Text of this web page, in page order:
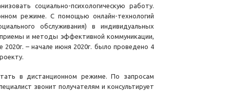
социально-психологическую работу.
режиме. С помощью онлайн-технологий
обслуживания) в индивидуальных
и методы эффективной коммуникации,
– начале июня 2020г. было проведено 4
в дистанционном режиме. По запросам
звонит получателям и консультирует